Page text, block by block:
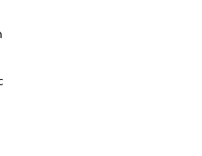
Training
und jedes
Einzel- oder